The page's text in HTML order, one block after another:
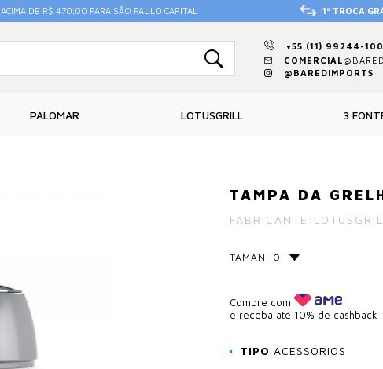
ACIMA DE R$ 470,00 PARA SÃO PAULO CAPITAL 1ª TROCA
PALOMAR LOTUSGRILL 3
+55 (11) 99244-
COMERCIAL
@BAREDIMPORTS
TAMPA DA
FABRICANTE:
TAMANHO
Compre com
e receba até 10% de cashback
TIPO ACESSÓRIOS